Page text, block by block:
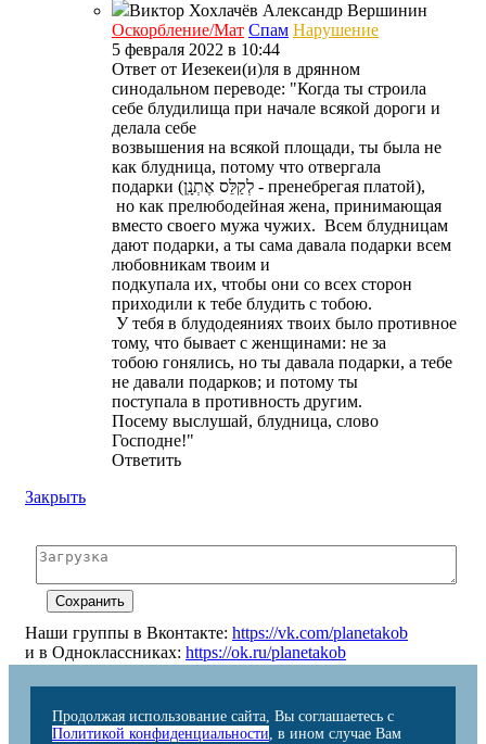
Виктор Хохлачёв Александр Вершинин
Оскорбление/Мат Спам Нарушение
5 февраля 2022 в 10:44
Ответ от Иезекеи(и)ля в дрянном
синодальном переводе: "Когда ты строила
себе блудилища при начале всякой дороги и
делала себе
возвышения на всякой площади, ты была не
как блудница, потому что отвергала
подарки (לְקַלֵּס אֶתְנָֽן - пренебрегая платой),
но как прелюбодейная жена, принимающая
вместо своего мужа чужих. Всем блудницам
дают подарки, а ты сама давала подарки всем
любовникам твоим и
подкупала их, чтобы они со всех сторон
приходили к тебе блудить с тобою.
У тебя в блудодеяниях твоих было противное
тому, что бывает с женщинами: не за
тобою гонялись, но ты давала подарки, а тебе
не давали подарков; и потому ты
поступала в противность другим.
Посему выслушай, блудница, слово
Господне!"
Ответить
Закрыть
Наши группы в Вконтакте: https://vk.com/planetakob
и в Одноклассниках: https://ok.ru/planetakob
Продолжая использование сайта, Вы соглашаетесь с
Политикой конфиденциальности, в ином случае Вам